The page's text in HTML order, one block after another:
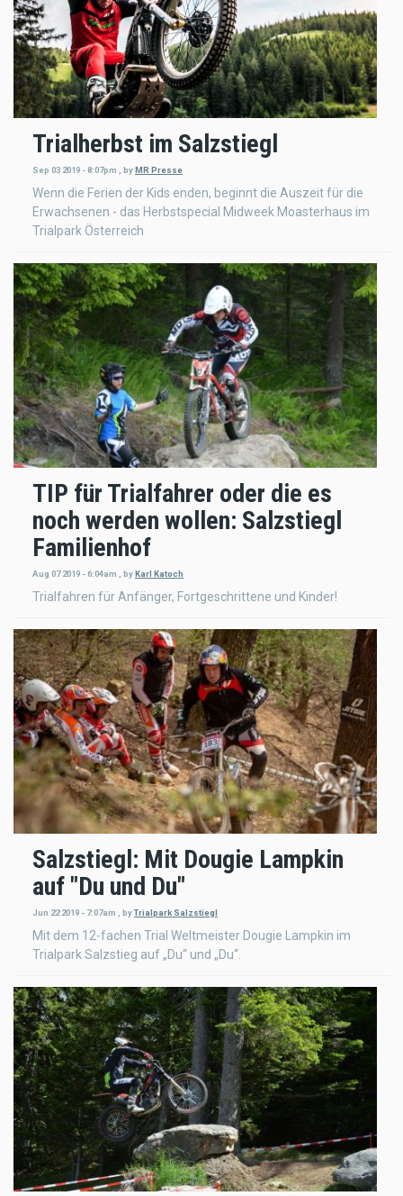
Trialherbst im Salzstiegl
Sep 03 2019 - 8:07pm byMR Presse
Wenn die Ferien der Kids enden, beginnt die Auszeit für die
Erwachsenen - das Herbstspecial Midweek Moasterhaus im
Trialpark Österreich
TIP für Trialfahrer oder die es
noch werden wollen: Salzstiegl
Familienhof
Aug 07 2019 - 6:04am byKarl Katoch
Trialfahren für Anfänger, Fortgeschrittene und Kinder!
Salzstiegl: Mit Dougie Lampkin
auf "Du und Du"
Jun 22 2019 - 7:07am , byTrialpark Salzstiegl
Mit dem 12-fachen Trial Weltmeister Dougie Lampkin im
Trialpark Salzstieg auf „Du“ und „Du“.